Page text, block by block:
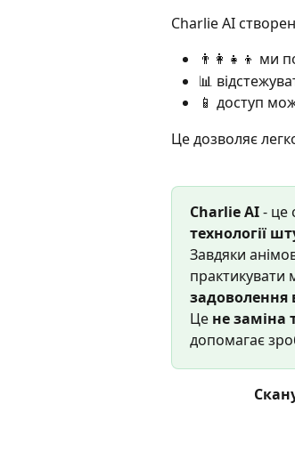
Charlie AI
👨‍👩‍👧‍👦 ми
📊
📱 доступ
Це дозволяє
Charlie AI - це
технології
Завдяки
практикувати
задоволення
Це не заміна
допомагає